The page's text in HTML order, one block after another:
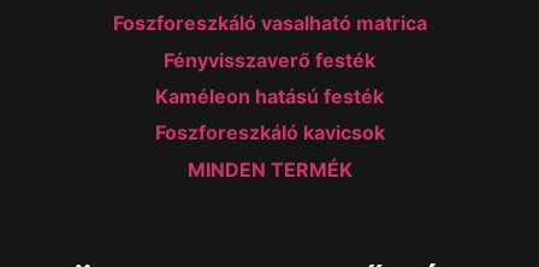
Foszforeszkáló vasalható matrica
Fényvisszaverő festék
Kaméleon hatású festék
Foszforeszkáló kavicsok
MINDEN TERMÉK